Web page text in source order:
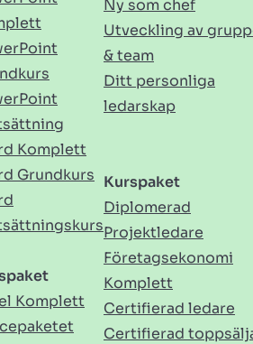
Komplett
Grundkurs
Komplett
Ny som chef
Utveckling av
& team
Ditt personliga
ledarskap
Kurspaket
Diplomerad
Projektledare
Företagsekonomi
Komplett
Certifierad ledare
Certifierad